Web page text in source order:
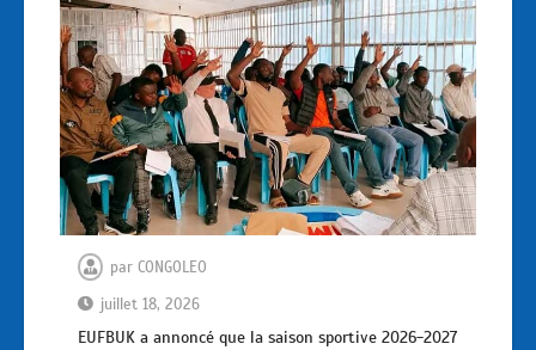
par CONGOLEO
juillet 18, 2026
EUFBUK a annoncé que la saison sportive 2026-2027